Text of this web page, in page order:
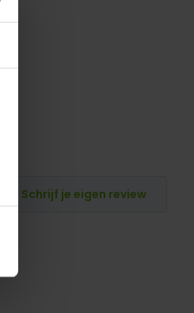
Schrijf je eigen review